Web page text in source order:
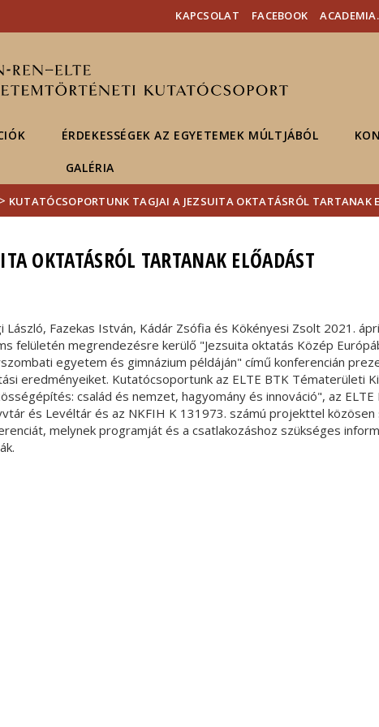
KAPCSOLAT FACEBOOK
ÉRDEKESSÉGEK AZ EGYETEMEK MÚLTJÁBÓL
GALÉRIA
> KUTATÓCSOPORTUNK TAGJAI A JEZSUITA OKTATÁSRÓL TARTANAK
OKTATÁSRÓL TARTANAK ELŐADÁST
László, Fazekas István, Kádár Zsófia és Kökényesi Zsolt 2021.
felületén megrendezésre kerülő "Jezsuita oktatás Közép
egyetem és gimnázium példáján" című konferencián
eredményeiket. Kutatócsoportunk az ELTE BTK Tématerületi
család és nemzet, hagyomány és innováció", az ELTE
és Levéltár és az NKFIH K 131973. számú projekttel közösen
melynek programját és a csatlakozáshoz szükséges